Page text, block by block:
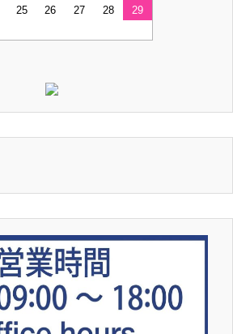
25 26 27 28
29